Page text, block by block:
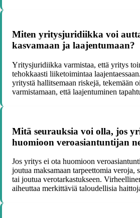
Miten yritysjuridiikka voi
kasvamaan ja laajentumaan?
Yritysjuridiikka varmistaa, että yritys
tehokkaasti liiketoimintaa
yritystä hallitsemaan riskejä, tekemään
varmistamaan, että laajentuminen
Mitä seurauksia voi olla, jos
huomioon veroasiantuntijan
Jos yritys ei ota huomioon
joutua maksamaan tarpeettomia veroja,
tai joutua verotarkastukseen.
aiheuttaa merkittäviä taloudellisia